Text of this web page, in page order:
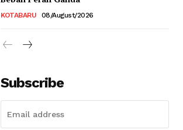
KOTABARU 08/August/2026
Subscribe